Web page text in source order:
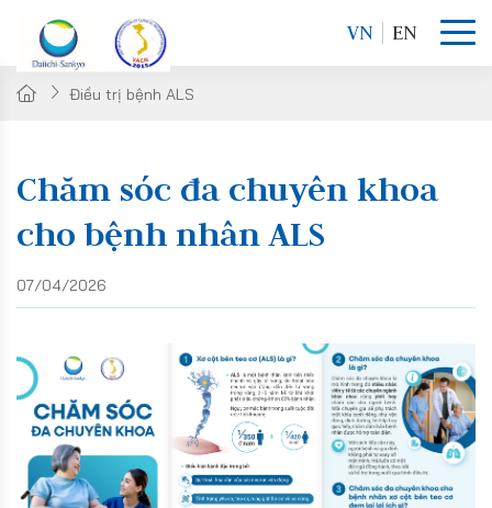
VN EN
Điều trị bệnh ALS
Chăm sóc đa chuyên khoa
cho bệnh nhân ALS
07/04/2026